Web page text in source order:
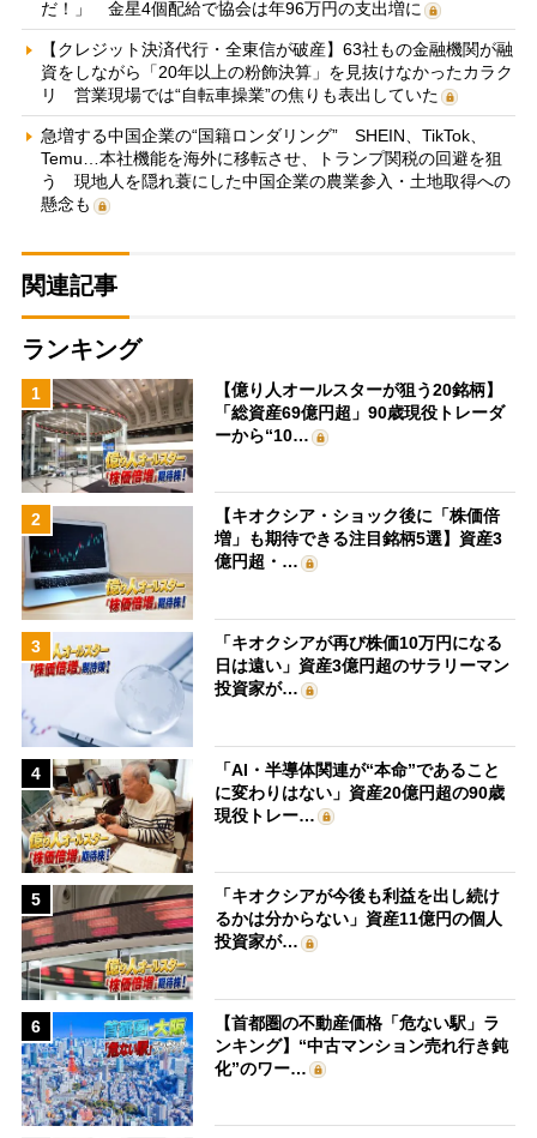
だ！」 金星4個配給で協会は年96万円の支出増に
【クレジット決済代行・全東信が破産】63社もの金融機関が融
資をしながら「20年以上の粉飾決算」を見抜けなかったカラク
リ 営業現場では“自転車操業”の焦りも表出していた
急増する中国企業の“国籍ロンダリング” SHEIN、TikTok、
Temu…本社機能を海外に移転させ、トランプ関税の回避を狙
う 現地人を隠れ蓑にした中国企業の農業参入・土地取得への
懸念も
関連記事
ランキング
1
【億り人オールスターが狙う20銘柄】
「総資産69億円超」90歳現役トレーダ
ーから“10…
2
【キオクシア・ショック後に「株価倍
増」も期待できる注目銘柄5選】資産3
億円超・…
3
「キオクシアが再び株価10万円になる
日は遠い」資産3億円超のサラリーマン
投資家が…
4
「AI・半導体関連が“本命”であること
に変わりはない」資産20億円超の90歳
現役トレー…
5
「キオクシアが今後も利益を出し続け
るかは分からない」資産11億円の個人
投資家が…
6
【首都圏の不動産価格「危ない駅」ラ
ンキング】“中古マンション売れ行き鈍
化”のワー…